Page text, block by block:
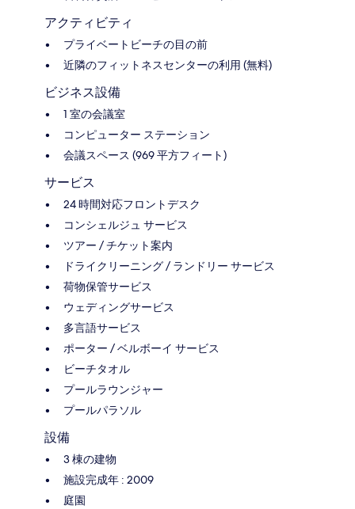
アクティビティ
プライベートビーチの目の前
近隣のフィットネスセンターの利用 (無料)
ビジネス設備
1 室の会議室
コンピューター ステーション
会議スペース (969 平方フィート)
サービス
24 時間対応フロントデスク
コンシェルジュ サービス
ツアー / チケット案内
ドライクリーニング / ランドリー サービス
荷物保管サービス
ウェディングサービス
多言語サービス
ポーター / ベルボーイ サービス
ビーチタオル
プールラウンジャー
プールパラソル
設備
3 棟の建物
施設完成年 : 2009
庭園